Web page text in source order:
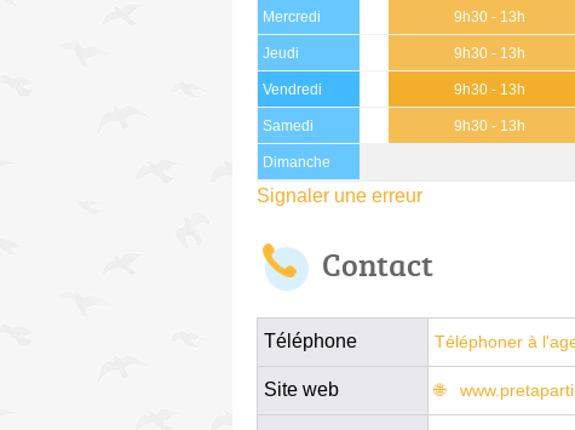
Mercredi 9h30 - 13h
Jeudi 9h30 - 13h
Vendredi 9h30 - 13h
Samedi 9h30 - 13h
Dimanche
Signaler une erreur
Contact
Téléphone Téléphoner à
Site web